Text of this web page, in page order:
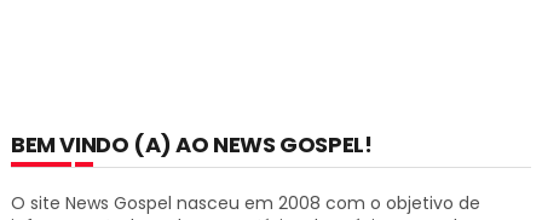
BEM VINDO (A) AO NEWS GOSPEL!
O site News Gospel nasceu em 2008 com o objetivo de